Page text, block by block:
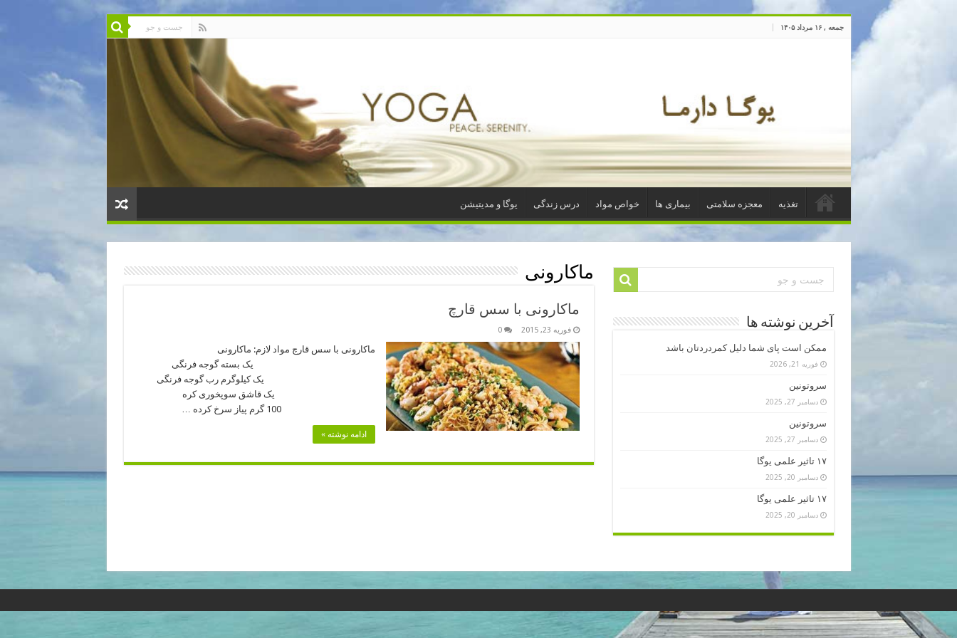
جمعه , ۱۶ مرداد ۱۴۰۵
تغذیه معجزه سلامتی بیماری ها خواص مواد درس زندگی یوگا و مدیتیشن
ماکارونی
ماکارونی با سس قارچ
فوریه 23, 2015 0
ماکارونی با سس قارچ مواد لازم: ماکارونی
یک بسته گوجه فرنگی
یک کیلوگرم رب گوجه فرنگی
یک قاشق سوپخوری کره
100 گرم پیاز سرخ کرده …
ادامه نوشته »
آخرین نوشته ها
ممکن است پای شما دلیل کمردردتان باشد
فوریه 21, 2026
سروتونین
دسامبر 27, 2025
سروتونین
دسامبر 27, 2025
۱۷ تاثیر علمی یوگا
دسامبر 20, 2025
۱۷ تاثیر علمی یوگا
دسامبر 20, 2025